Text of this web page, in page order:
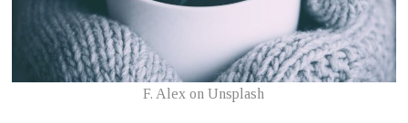
F. Alex on Unsplash